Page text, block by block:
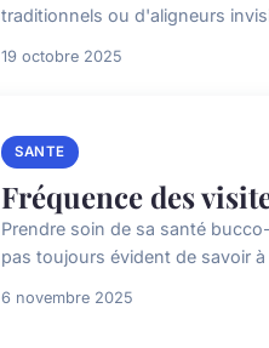
traditionnels ou d'aligneurs
19 octobre 2025
SANTE
Fréquence des
Prendre soin de sa santé
pas toujours évident de savoir
6 novembre 2025